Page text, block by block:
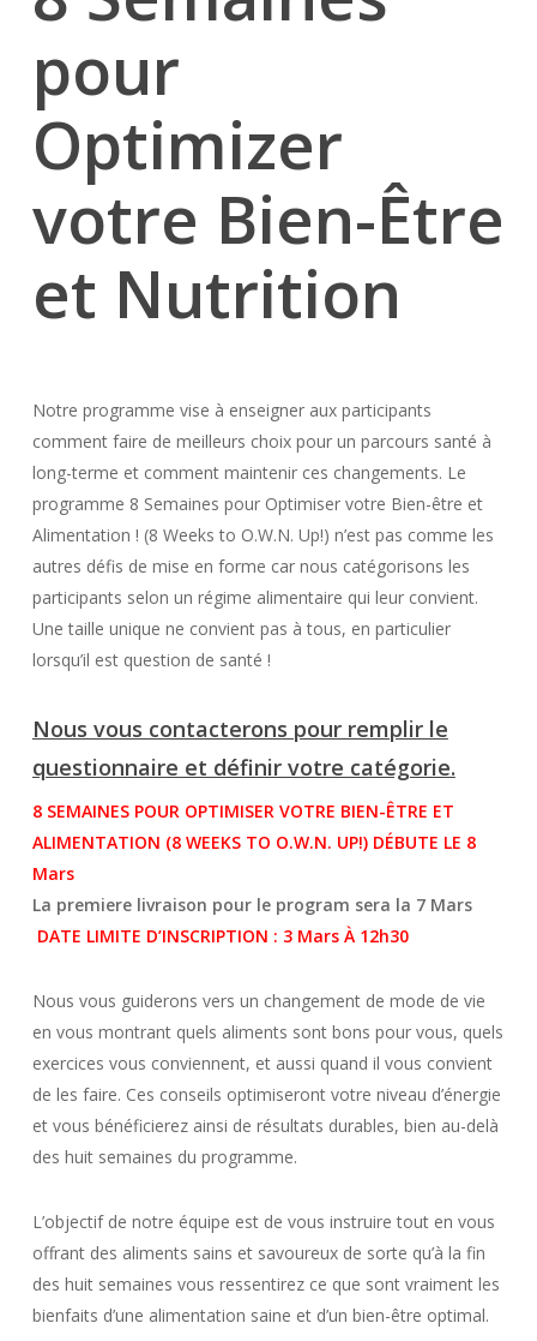
pour
Optimizer
votre Bien-Être
et Nutrition
Notre programme vise à enseigner aux participants
comment faire de meilleurs choix pour un parcours santé à
long-terme et comment maintenir ces changements. Le
programme 8 Semaines pour Optimiser votre Bien-être et
Alimentation ! (8 Weeks to O.W.N. Up!) n’est pas comme les
autres défis de mise en forme car nous catégorisons les
participants selon un régime alimentaire qui leur convient.
Une taille unique ne convient pas à tous, en particulier
lorsqu’il est question de santé !
Nous vous contacterons pour remplir le
questionnaire et définir votre catégorie.
8 SEMAINES POUR OPTIMISER VOTRE BIEN-ÊTRE ET
ALIMENTATION (8 WEEKS TO O.W.N. UP!) DÉBUTE LE 8
Mars
La premiere livraison pour le program sera la 7 Mars
DATE LIMITE D’INSCRIPTION : 3 Mars À 12h30
Nous vous guiderons vers un changement de mode de vie
en vous montrant quels aliments sont bons pour vous, quels
exercices vous conviennent, et aussi quand il vous convient
de les faire. Ces conseils optimiseront votre niveau d’énergie
et vous bénéficierez ainsi de résultats durables, bien au-delà
des huit semaines du programme.
L’objectif de notre équipe est de vous instruire tout en vous
offrant des aliments sains et savoureux de sorte qu’à la fin
des huit semaines vous ressentirez ce que sont vraiment les
bienfaits d’une alimentation saine et d’un bien-être optimal.